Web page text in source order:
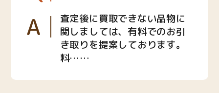
A
査定後に買取できない品物に
関しましては、有料でのお引
き取りを提案しております。
料……